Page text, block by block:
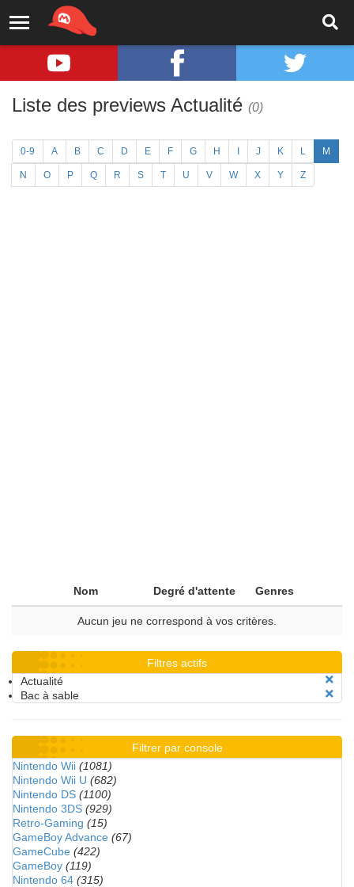
Liste des previews Actualité (0)
0-9 A B C D E F G H J K L M
N O P Q R S T U V W X Y Z
Nom Degré d'attente Genres
Aucun jeu ne correspond à vos critères.
Filtres actifs
Actualité
Bac à sable
Filtrer par console
Nintendo Wii (1081)
Nintendo Wii U (682)
Nintendo DS (1100)
Nintendo 3DS (929)
Retro-Gaming (15)
GameBoy Advance (67)
GameCube (422)
GameBoy (119)
Nintendo 64 (315)